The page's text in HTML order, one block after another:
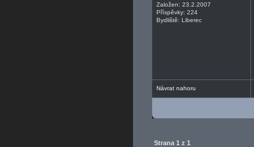
Založen: 23.2.2007
Příspěvky: 224
Bydliště: Liberec
Návrat nahoru
Strana 1 z 1